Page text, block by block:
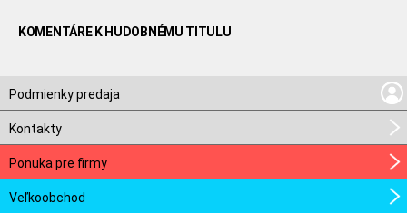
KOMENTÁRE K HUDOBNÉMU TITULU
Podmienky predaja
Kontakty
Ponuka pre firmy
Veľkoobchod